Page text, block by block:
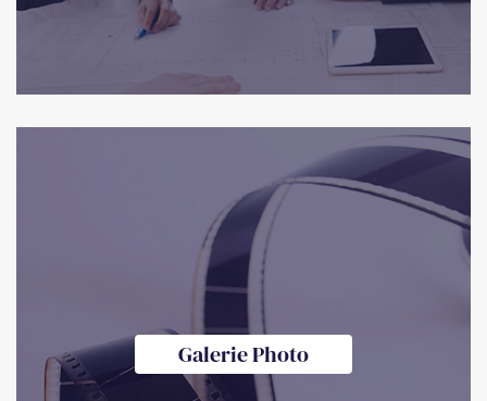
Galerie Photo